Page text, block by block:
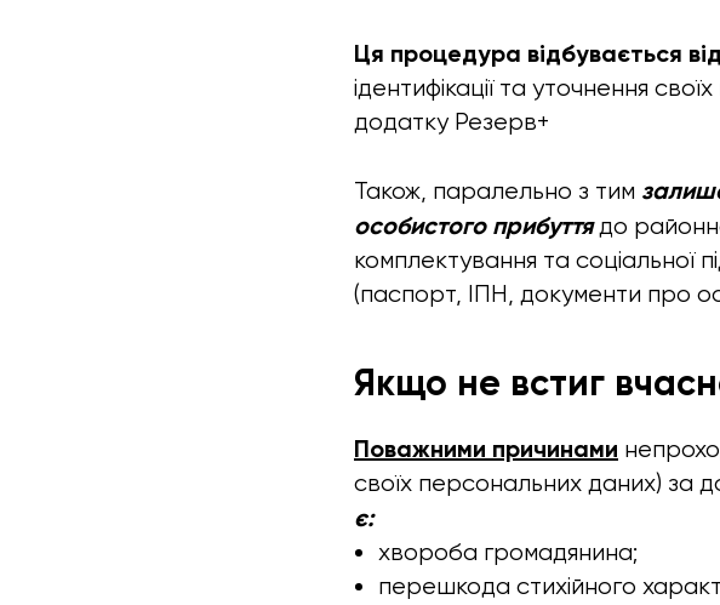
Ця процедура відбувається
ідентифікації та уточнення
додатку Резерв+
Також, паралельно з тим
особистого прибуттядо
комплектування та соціальної
(паспорт, ІПН, документи про
Якщо не встиг
Поважними причинами
своїх персональних даних) за
є:
хвороба громадянина;
перешкода стихійного